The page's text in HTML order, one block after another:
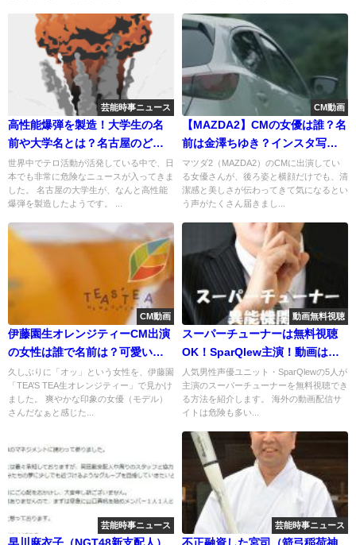
芸能時事ニュース
高性能爆弾を製造！大学生の名
前や大学名とは？名古屋のど
こ？
世界中でテロ活動が活発している中で、日
本でも非常に危険なニュースが入ってきま
した。 名古屋の大学生が、なんと高性能
爆弾を製造したようです。 ...
CM動画
【MAZDA2】CMの女優は誰？名
前は金澤ちゆき？インスタ写真
やプロフ紹介！
マツダ2（MAZDA2）のCMに出演してい
る女優さんが、後ろ姿と横顔だけでも、清
潔感と美しさが伝わってきて気になるとい
う声がたくさん届きまし...
CM動画
伊藤園生オレンジティーCM出演
の女性は誰で名前は？可愛い動
画＆画像も紹介
久しぶりに「オッ」という女性を、伊藤園
「TEA’S TEA生オレンジティー」で見かけ
ました。 爽やかな印象の女優（モデル）
さんだなぁと感じた...
動画無料視聴
スーパーチューナーは無料視聴
OK！SparQlew主演！動画は安
全な方法で！
人気男性声優ユニット・SparQlewの5人が
主演のスーパーチューナーを無料視聴でき
る方法を紹介します。 海外の動画配信サ
イトは危険も多い...
芸能時事ニュース 芸能時事ニュース